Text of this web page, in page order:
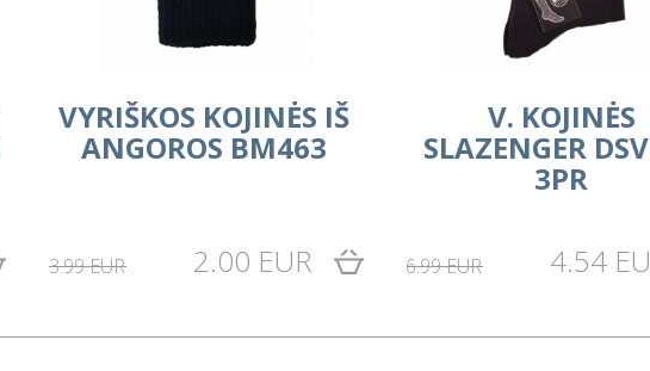
VYRIŠKOS KOJINĖS IŠ
ANGOROS BM463
3.99 EUR 2.00 EUR
V. KOJINĖS
SLAZENGER
3PR
6.99 EUR 4.54